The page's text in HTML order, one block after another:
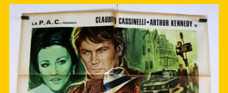
CUSTOM PDF